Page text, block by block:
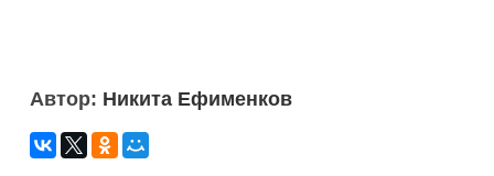
Автор: Никита Ефименков